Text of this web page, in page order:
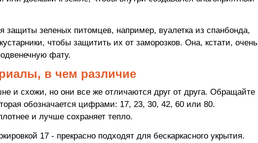
защиты зеленых питомцев, например, вуалетка из спанбонда,
чтобы защитить их от заморозков. Она, кстати, очень
фату.
в чем различие
и схожи, но они все же отличаются друг от друга. Обращайте
обозначается цифрами: 17, 23, 30, 42, 60 или 80.
и лучше сохраняет тепло.
17 - прекрасно подходят для бескаркасного укрытия.